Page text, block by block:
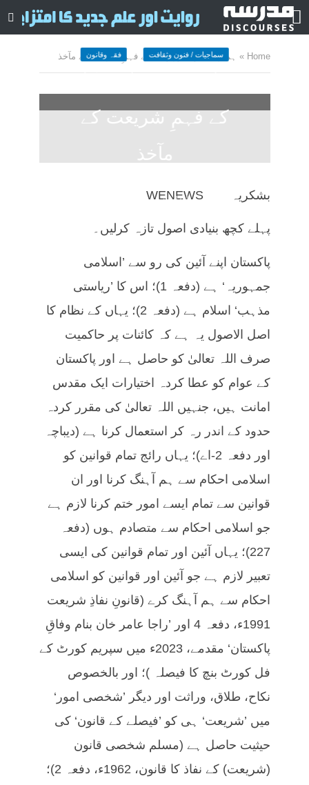
Home
» ہمارے ججوں اور وکلاء کے فہمِ شریعت کے مآخذ
سماجیات / فنون وثقافت فقہ وقانون
کے فہمِ شریعت کے
مآخذ
47 منٹ چاہیں
بشکریہ WENEWS
پہلے کچھ بنیادی اصول تازہ کرلیں۔
پاکستان اپنے آئین کی رو سے ’اسلامی
جمہوریہ‘ ہے (دفعہ 1)؛ اس کا ’ریاستی
مذہب‘ اسلام ہے (دفعہ 2)؛ یہاں کے نظام کا
اصل الاصول یہ ہے کہ کائنات پر حاکمیت
صرف اللہ تعالیٰ کو حاصل ہے اور پاکستان
کے عوام کو عطا کردہ اختیارات ایک مقدس
امانت ہیں، جنہیں اللہ تعالیٰ کی مقرر کردہ
حدود کے اندر رہ کر استعمال کرنا ہے (دیباچہ
اور دفعہ 2-اے)؛ یہاں رائج تمام قوانین کو
اسلامی احکام سے ہم آہنگ کرنا اور ان
قوانین سے تمام ایسے امور ختم کرنا لازم ہے
جو اسلامی احکام سے متصادم ہوں (دفعہ
227)؛ یہاں آئین اور تمام قوانین کی ایسی
تعبیر لازم ہے جو آئین اور قوانین کو اسلامی
احکام سے ہم آہنگ کرے (قانونِ نفاذِ شریعت
1991ء، دفعہ 4 اور ’راجا عامر خان بنام وفاقِ
پاکستان‘ مقدمے، 2023ء میں سپریم کورٹ کے
فل کورٹ بنچ کا فیصلہ )؛ اور بالخصوص
نکاح، طلاق، وراثت اور دیگر ’شخصی امور‘
میں ’شریعت‘ ہی کو ’فیصلے کے قانون‘ کی
حیثیت حاصل ہے (مسلم شخصی قانون
(شریعت) کے نفاذ کا قانون، 1962ء، دفعہ 2)؛